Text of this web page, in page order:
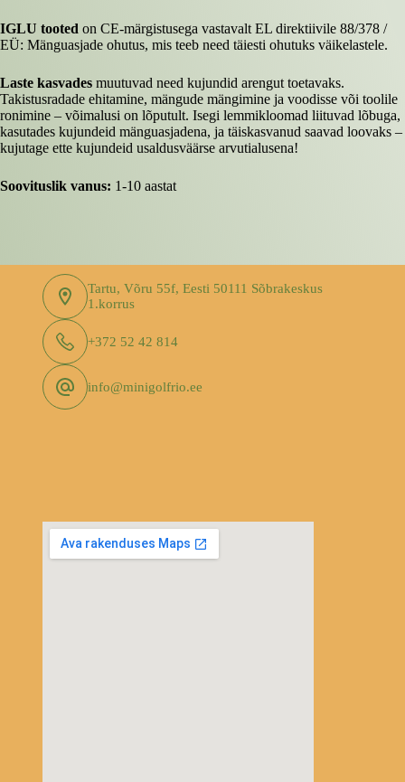
IGLU tooted on CE-märgistusega vastavalt EL direktiivile 88/378 /
EÜ: Mänguasjade ohutus, mis teeb need täiesti ohutuks väikelastele.
Laste kasvades muutuvad need kujundid arengut toetavaks.
Takistusradade ehitamine, mängude mängimine ja voodisse või toolile
ronimine – võimalusi on lõputult. Isegi lemmikloomad liituvad lõbuga,
kasutades kujundeid mänguasjadena, ja täiskasvanud saavad loovaks –
kujutage ette kujundeid usaldusväärse arvutialusena!
Soovituslik vanus: 1-10 aastat
Tartu, Võru 55f, Eesti 50111 Sõbrakeskus
1.korrus
+372 52 42 814
info@minigolfrio.ee